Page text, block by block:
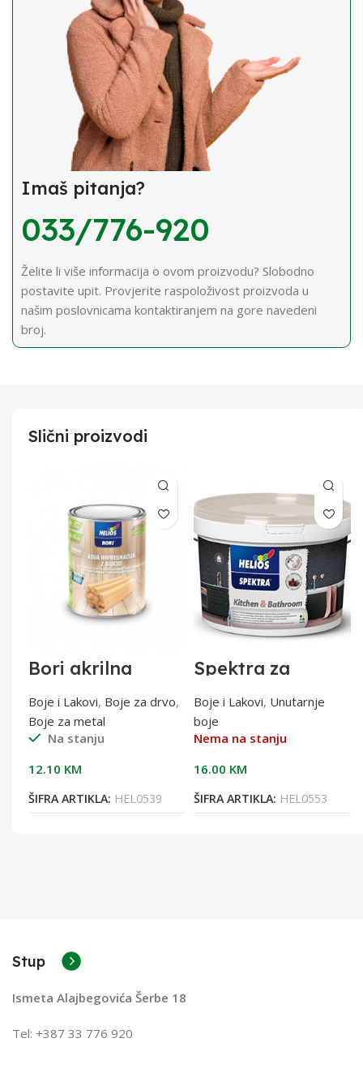
Imaš pitanja?
033/776-920
Želite li više informacija o ovom proizvodu? Slobodno
postavite upit. Provjerite raspoloživost proizvoda u
našim poslovnicama kontaktiranjem na gore navedeni
broj.
Slični proizvodi
Bori akrilna
0,75l
Boje i Lakovi, Boje za drvo,
Boje za metal
Na stanju
12.10 KM
ŠIFRA ARTIKLA: HEL0539
Spektra za
kuhinje i
kupaonice 2lit
Boje i Lakovi, Unutarnje
boje
Nema na stanju
16.00 KM
ŠIFRA ARTIKLA: HEL0553
Stup
Ismeta Alajbegovića Šerbe 18
Tel: +387 33 776 920